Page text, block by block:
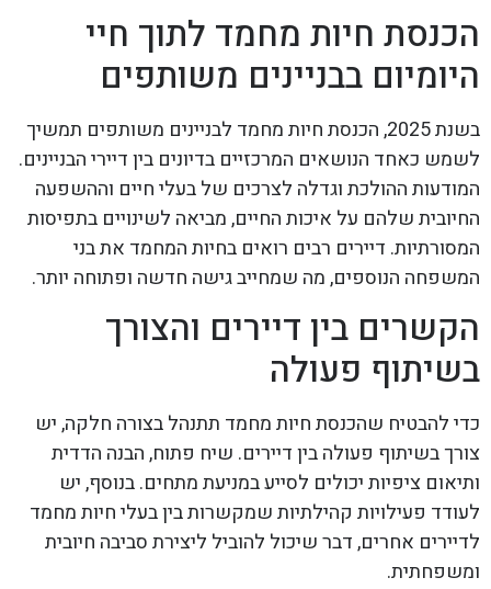
הכנסת חיות מחמד לתוך חיי
היומיום בבניינים משותפים
בשנת 2025, הכנסת חיות מחמד לבניינים משותפים תמשיך
לשמש כאחד הנושאים המרכזיים בדיונים בין דיירי הבניינים.
המודעות ההולכת וגדלה לצרכים של בעלי חיים וההשפעה
החיובית שלהם על איכות החיים, מביאה לשינויים בתפיסות
המסורתיות. דיירים רבים רואים בחיות המחמד את בני
המשפחה הנוספים, מה שמחייב גישה חדשה ופתוחה יותר.
הקשרים בין דיירים והצורך
בשיתוף פעולה
כדי להבטיח שהכנסת חיות מחמד תתנהל בצורה חלקה, יש
צורך בשיתוף פעולה בין דיירים. שיח פתוח, הבנה הדדית
ותיאום ציפיות יכולים לסייע במניעת מתחים. בנוסף, יש
לעודד פעילויות קהילתיות שמקשרות בין בעלי חיות מחמד
לדיירים אחרים, דבר שיכול להוביל ליצירת סביבה חיובית
ומשפחתית.